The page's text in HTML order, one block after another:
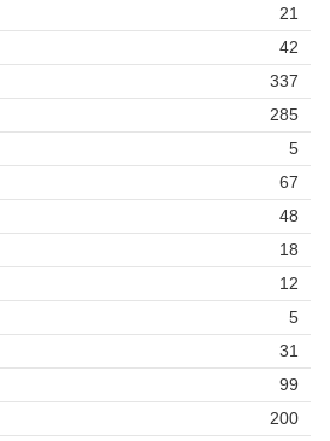
21
42
337
285
5
67
48
18
12
5
31
99
200